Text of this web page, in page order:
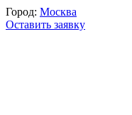
Город: Москва
Оставить заявку